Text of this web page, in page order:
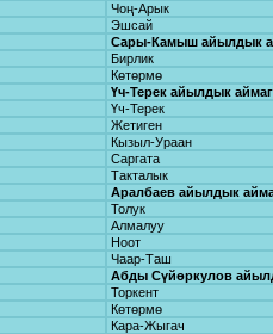
Чоң-Арык
Эшсай
Сары-Камыш айылдык
Бирлик
Көтөрмө
Үч-Терек айылдык
Үч-Терек
Жетиген
Кызыл-Ураан
Саргата
Такталык
Аралбаев айылдык
Толук
Алмалуу
Ноот
Чаар-Таш
Абды Сүйөркулов
Торкент
Көтөрмө
Кара-Жыгач